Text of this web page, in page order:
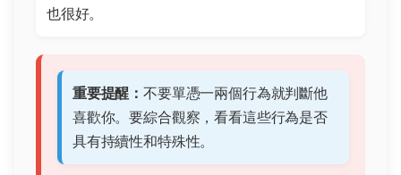
也很好。
重要提醒：不要單憑一兩個行為就判斷他
喜歡你。要綜合觀察，看看這些行為是否
具有持續性和特殊性。